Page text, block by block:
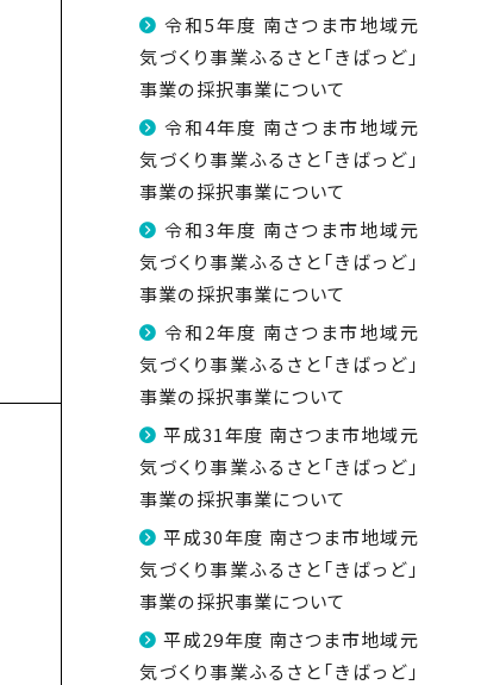
令和5年度 南さつま市地域元
気づくり事業ふるさと「きばっど」
事業の採択事業について
令和4年度 南さつま市地域元
気づくり事業ふるさと「きばっど」
事業の採択事業について
令和3年度 南さつま市地域元
気づくり事業ふるさと「きばっど」
事業の採択事業について
令和2年度 南さつま市地域元
気づくり事業ふるさと「きばっど」
事業の採択事業について
平成31年度 南さつま市地域元
気づくり事業ふるさと「きばっど」
事業の採択事業について
平成30年度 南さつま市地域元
気づくり事業ふるさと「きばっど」
事業の採択事業について
平成29年度 南さつま市地域元
気づくり事業ふるさと「きばっど」